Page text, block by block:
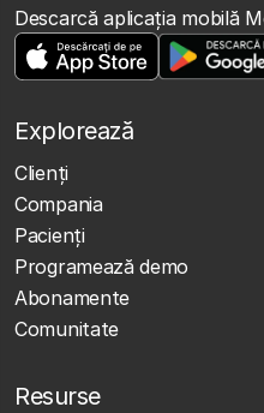
Descarcă aplicația mobilă
Explorează
Clienţi
Compania
Pacienți
Programează demo
Abonamente
Comunitate
Resurse